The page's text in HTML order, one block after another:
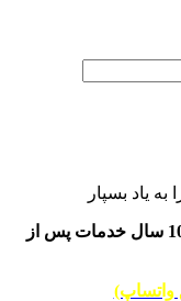
به یاد بسپار
18 ماه گارانتی برای تمامی محصولات و 10 سال خدمات پس از